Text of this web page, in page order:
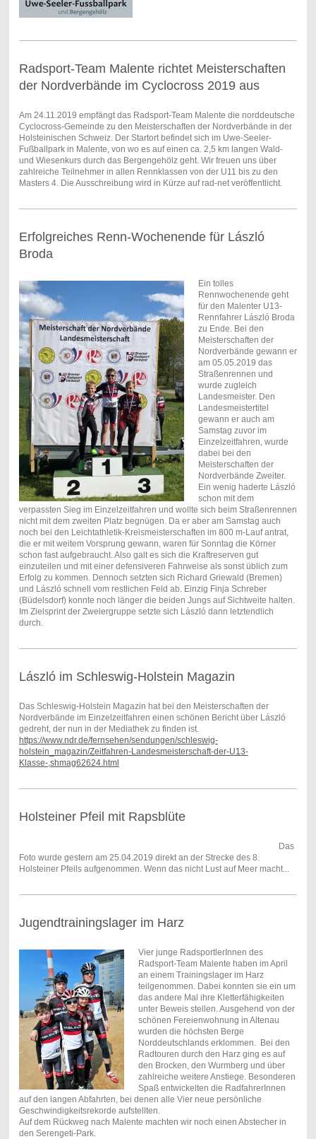
Radsport-Team Malente richtet Meisterschaften
der Nordverbände im Cyclocross 2019 aus
Am 24.11.2019 empfängt das Radsport-Team Malente die norddeutsche
Cyclocross-Gemeinde zu den Meisterschaften der Nordverbände in der
Holsteinischen Schweiz. Der Startort befindet sich im Uwe-Seeler-
Fußballpark in Malente, von wo es auf einen ca. 2,5 km langen Wald-
und Wiesenkurs durch das Bergengehölz geht. Wir freuen uns über
zahlreiche Teilnehmer in allen Rennklassen von der U11 bis zu den
Masters 4. Die Ausschreibung wird in Kürze auf rad-net veröffentlicht.
Erfolgreiches Renn-Wochenende für László
Broda
Ein tolles
Rennwochenende geht
für den Malenter U13-
Rennfahrer László Broda
zu Ende. Bei den
Meisterschaften der
Nordverbände gewann er
am 05.05.2019 das
Straßenrennen und
wurde zugleich
Landesmeister. Den
Landesmeistertitel
gewann er auch am
Samstag zuvor im
Einzelzeitfahren, wurde
dabei bei den
Meisterschaften der
Nordverbände Zweiter.
Ein wenig haderte László
schon mit dem
verpassten Sieg im Einzelzeitfahren und wollte sich beim Straßenrennen
nicht mit dem zweiten Platz begnügen. Da er aber am Samstag auch
noch bei den Leichtathletik-Kreismeisterschaften im 800 m-Lauf antrat,
die er mit weitem Vorsprung gewann, waren für Sonntag die Körner
schon fast aufgebraucht. Also galt es sich die Kraftreserven gut
einzuteilen und mit einer defensiveren Fahrweise als sonst üblich zum
Erfolg zu kommen. Dennoch setzten sich Richard Griewald (Bremen)
und László schnell vom restlichen Feld ab. Einzig Finja Schreber
(Büdelsdorf) konnte noch länger die beiden Jungs auf Sichtweite halten.
Im Zielsprint der Zweiergruppe setzte sich László dann letztendlich
durch.
László im Schleswig-Holstein Magazin
Das Schleswig-Holstein Magazin hat bei den Meisterschaften der
Nordverbände im Einzelzeitfahren einen schönen Bericht über László
gedreht, der nun in der Mediathek zu finden ist.
https://www.ndr.de/fernsehen/sendungen/schleswig-
holstein_magazin/Zeitfahren-Landesmeisterschaft-der-U13-
Klasse-,shmag62624.html
Holsteiner Pfeil mit Rapsblüte
Das
Foto wurde gestern am 25.04.2019 direkt an der Strecke des 8.
Holsteiner Pfeils aufgenommen. Wenn das nicht Lust auf Meer macht...
Jugendtrainingslager im Harz
Vier junge RadsportlerInnen des
Radsport-Team Malente haben im April
an einem Trainingslager im Harz
teilgenommen. Dabei konnten sie ein um
das andere Mal ihre Kletterfähigkeiten
unter Beweis stellen. Ausgehend von der
schönen Fereienwohnung in Altenau
wurden die höchsten Berge
Norddeutschlands erklommen. Bei den
Radtouren durch den Harz ging es auf
den Brocken, den Wurmberg und über
zahlreiche weitere Anstiege. Besonderen
Spaß entwickelten die RadfahrerInnen
auf den langen Abfahrten, bei denen alle Vier neue persönliche
Geschwindigkeitsrekorde aufstellten.
Auf dem Rückweg nach Malente machten wir noch einen Abstecher in
den Serengeti-Park.